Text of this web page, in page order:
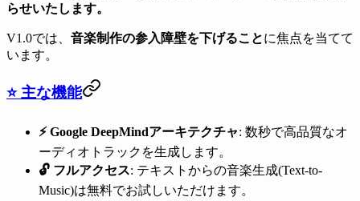
らせいたします。
V1.0では、 音楽制作の参入障壁を下げることに焦点を当てて
います。
⭐ 主な機能
⚡️ Google DeepMindアーキテクチャ: 数秒で高品質なオ
ーディオトラックを生成します。
🔓 フルアクセス: テキストからの音楽生成(Text-to-
Music)は無料でお試しいただけます。